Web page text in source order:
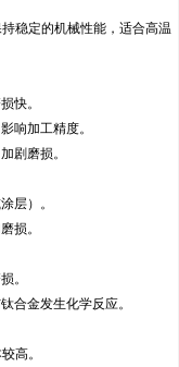
稳定的机械性能，适合高温
快。
响加工精度。
剧磨损。
层）。
损。
。
合金发生化学反应。
高。